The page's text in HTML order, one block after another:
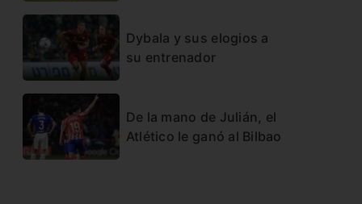
Dybala y sus elogios a
su entrenador
De la mano de Julián, el
Atlético le ganó al Bilbao